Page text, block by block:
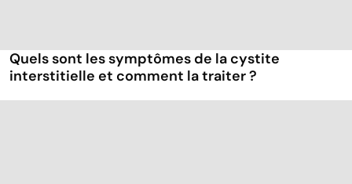
Quels sont les symptômes de la cystite
interstitielle et comment la traiter ?